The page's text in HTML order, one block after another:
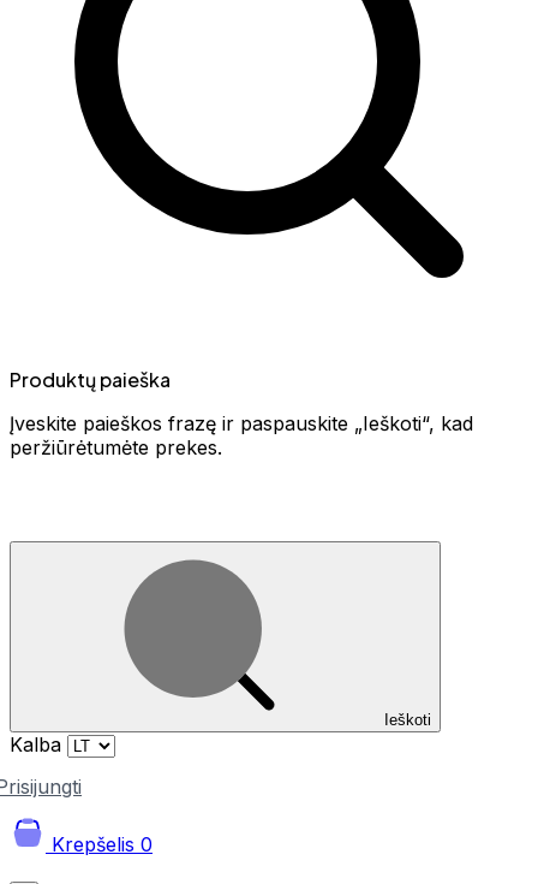
Produktų paieška
Įveskite paieškos frazę ir paspauskite „Ieškoti“, kad
peržiūrėtumėte prekes.
Ieškoti
Kalba
Krepšelis 0